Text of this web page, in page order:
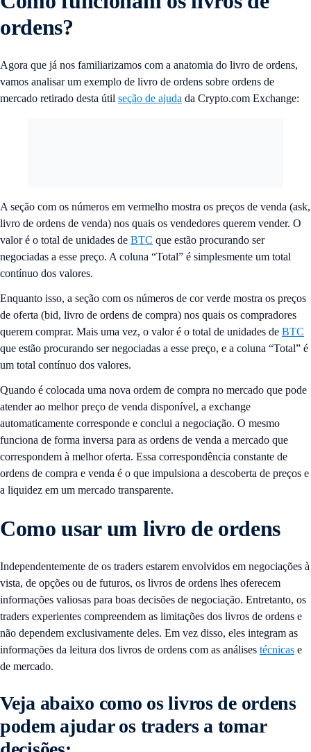
ordens?
Agora que já nos familiarizamos com a anatomia do livro de ordens,
vamos analisar um exemplo de livro de ordens sobre ordens de
mercado retirado desta útil seção de ajuda da Crypto.com Exchange:
A seção com os números em vermelho mostra os preços de venda (ask,
livro de ordens de venda) nos quais os vendedores querem vender. O
valor é o total de unidades de BTC que estão procurando ser
negociadas a esse preço. A coluna “Total” é simplesmente um total
contínuo dos valores.
Enquanto isso, a seção com os números de cor verde mostra os preços
de oferta (bid, livro de ordens de compra) nos quais os compradores
querem comprar. Mais uma vez, o valor é o total de unidades de BTC
que estão procurando ser negociadas a esse preço, e a coluna “Total” é
um total contínuo dos valores.
Quando é colocada uma nova ordem de compra no mercado que pode
atender ao melhor preço de venda disponível, a exchange
automaticamente corresponde e conclui a negociação. O mesmo
funciona de forma inversa para as ordens de venda a mercado que
correspondem à melhor oferta. Essa correspondência constante de
ordens de compra e venda é o que impulsiona a descoberta de preços e
a liquidez em um mercado transparente.
Como usar um livro de ordens
Independentemente de os traders estarem envolvidos em negociações à
vista, de opções ou de futuros, os livros de ordens lhes oferecem
informações valiosas para boas decisões de negociação. Entretanto, os
traders experientes compreendem as limitações dos livros de ordens e
não dependem exclusivamente deles. Em vez disso, eles integram as
informações da leitura dos livros de ordens com as análises técnicas e
de mercado.
Veja abaixo como os livros de ordens
podem ajudar os traders a tomar